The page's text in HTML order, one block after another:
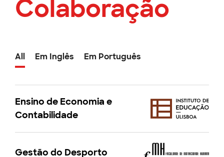
Colaboração
All Em Inglês Em Português
Ensino de Economia e
Contabilidade
Gestão do Desporto